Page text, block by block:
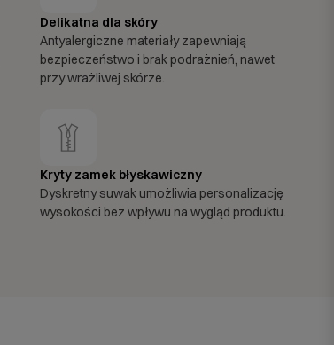
Delikatna dla skóry
Antyalergiczne materiały zapewniają
bezpieczeństwo i brak podrażnień, nawet
przy wrażliwej skórze.
Kryty zamek błyskawiczny
Dyskretny suwak umożliwia personalizację
wysokości bez wpływu na wygląd produktu.